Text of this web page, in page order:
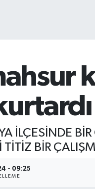
İLÇESİNDE
TİTİZ BİR
- 09:25